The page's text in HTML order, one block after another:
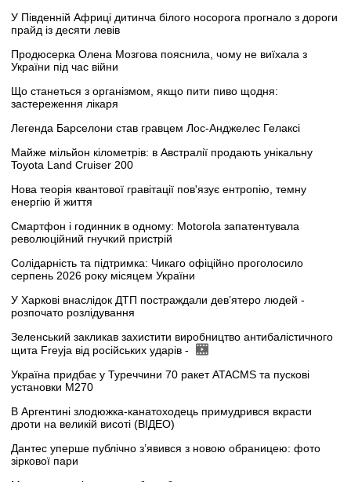
У Південній Африці дитинча білого носорога прогнало з дороги
прайд із десяти левів
Продюсерка Олена Мозгова пояснила, чому не виїхала з
України під час війни
Що станеться з організмом, якщо пити пиво щодня:
застереження лікаря
Легенда Барселони став гравцем Лос-Анджелес Гелаксі
Майже мільйон кілометрів: в Австралії продають унікальну
Toyota Land Cruiser 200
Нова теорія квантової гравітації пов'язує ентропію, темну
енергію й життя
Смартфон і годинник в одному: Motorola запатентувала
революційний гнучкий пристрій
Солідарність та підтримка: Чикаго офіційно проголосило
серпень 2026 року місяцем України
У Харкові внаслідок ДТП постраждали дев’ятеро людей -
розпочато розлідування
Зеленський закликав захистити виробництво антибалістичного
щита Freyja від російських ударів -
Україна придбає у Туреччини 70 ракет ATACMS та пускові
установки M270
В Аргентині злодюжка-канатоходець примудрився вкрасти
дроти на великій висоті (ВІДЕО)
Дантес уперше публічно з’явився з новою обраницею: фото
зіркової пари